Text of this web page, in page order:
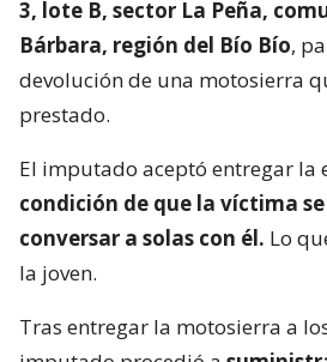
3, lote B, sector La Peña,
Bárbara, región del Bío Bío,
devolución de una motosierra
prestado.
El imputado aceptó entregar la
condición de que la víctima
conversar a solas con él. Lo
la joven.
Tras entregar la motosierra a